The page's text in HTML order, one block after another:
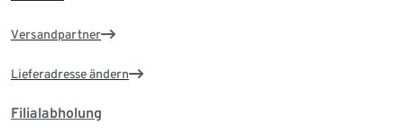
Versandpartner
Lieferadresse ändern
Filialabholung